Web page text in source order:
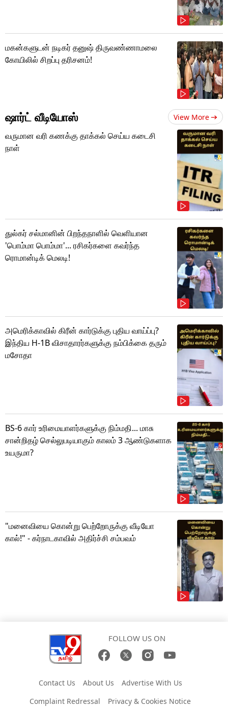
மகன்களுடன் நடிகர் தனுஷ் திருவண்ணாமலை
கோயிலில் சிறப்பு தரிசனம்!
ஷார்ட் வீடியோஸ் View More
வருமான வரி கணக்கு தாக்கல் செய்ய கடைசி
நாள்
துல்கர் சல்மானின் பிறந்தநாளில் வெளியான
'பொம்மா பொம்மா'... ரசிகர்களை கவர்ந்த
ரொமான்டிக் மெலடி!
அமெரிக்காவில் கிரீன் கார்டுக்கு புதிய வாய்ப்பு?
இந்திய H-1B விசாதாரர்களுக்கு நம்பிக்கை தரும்
மசோதா
BS-6 கார் உரிமையாளர்களுக்கு நிம்மதி... மாசு
சான்றிதழ் செல்லுபடியாகும் காலம் 3 ஆண்டுகளாக
உயருமா?
"மனைவியை கொன்று பெற்றோருக்கு வீடியோ
கால்!" - கர்நாடகாவில் அதிர்ச்சி சம்பவம்
FOLLOW US ON
Contact Us About Us
Advertise With Us
Complaint Redressal
Privacy & Cookies Notice